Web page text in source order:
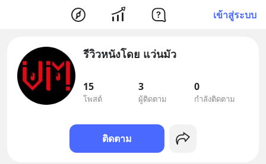
เข้าสู่ระบบ
รีวิวหนังโดย แว่นมัว
15
โพสต์
3
ผู้ติดตาม
0
กำลังติดตาม
ติดตาม